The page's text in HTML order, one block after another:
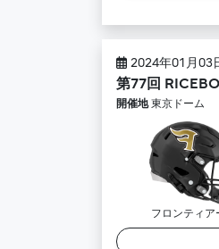
2024年01月03
第77回
開催地東京ドーム
フロンティア